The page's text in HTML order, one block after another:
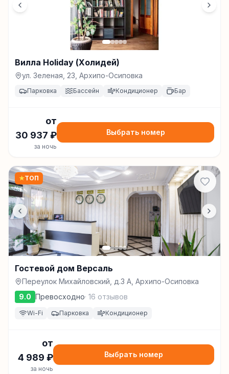
Вилла Holiday (Холидей)
ул. Зеленая, 23, Архипо-Осиповка
Парковка Бассейн Кондиционер Бар
от
30 937 ₽
за ночь
Выбрать номер
★ТОП
Гостевой дом Версаль
Переулок Михайловский, д.3 А, Архипо-Осиповка
9.0 Превосходно· 16 отзывов
Wi-Fi Парковка Кондиционер
от
4 989 ₽
за ночь
Выбрать номер